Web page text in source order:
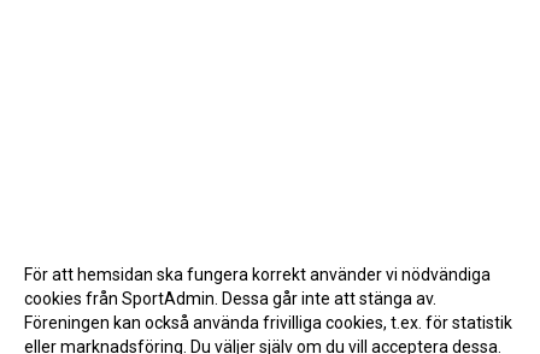
För att hemsidan ska fungera korrekt använder vi nödvändiga
cookies från SportAdmin. Dessa går inte att stänga av.
Föreningen kan också använda frivilliga cookies, t.ex. för statistik
eller marknadsföring. Du väljer själv om du vill acceptera dessa.